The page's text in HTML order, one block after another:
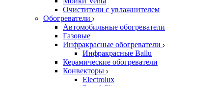
Очистители с увлажнителем
Обогреватели
Автомобильные обогреватели
Газовые
Инфракрасные обогреватели
Инфракрасные Ballu
Керамические обогреватели
Конвекторы
Electrolux